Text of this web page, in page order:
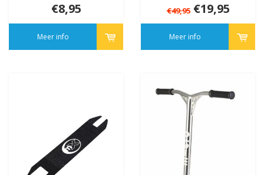
€8,95
Meer info
€49,95 €19,95
Meer info